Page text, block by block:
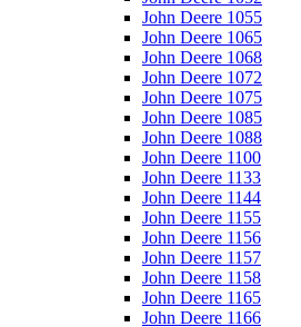
John Deere 1055
John Deere 1065
John Deere 1068
John Deere 1072
John Deere 1075
John Deere 1085
John Deere 1088
John Deere 1100
John Deere 1133
John Deere 1144
John Deere 1155
John Deere 1156
John Deere 1157
John Deere 1158
John Deere 1165
John Deere 1166